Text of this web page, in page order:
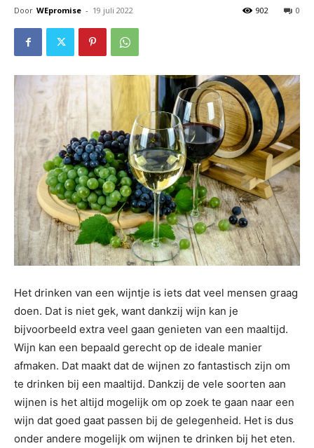
Door WEpromise - 19 juli 2022 0
902
Het drinken van een wijntje is iets dat veel mensen graag
doen. Dat is niet gek, want dankzij wijn kan je
bijvoorbeeld extra veel gaan genieten van een maaltijd.
Wijn kan een bepaald gerecht op de ideale manier
afmaken. Dat maakt dat de wijnen zo fantastisch zijn om
te drinken bij een maaltijd. Dankzij de vele soorten aan
wijnen is het altijd mogelijk om op zoek te gaan naar een
wijn dat goed gaat passen bij de gelegenheid. Het is dus
onder andere mogelijk om wijnen te drinken bij het eten.